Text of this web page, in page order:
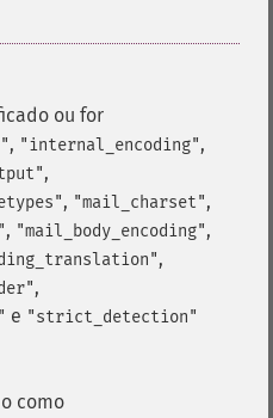
ou for
, "internal_encoding",
,
, "mail_charset",
, "mail_body_encoding",
,
,
e "strict_detection"
como